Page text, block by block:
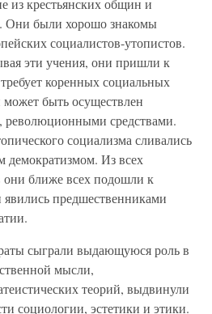
из крестьянских общин и
Они были хорошо знакомы
социалистов-утопистов.
эти учения, они пришли к
коренных социальных
быть осуществлен
средствами.
социализма сливались
Из всех
они ближе всех подошли к
предшественниками
сыграли выдающуюся роль в
мысли,
теорий, выдвинули
социологии, эстетики и этики.